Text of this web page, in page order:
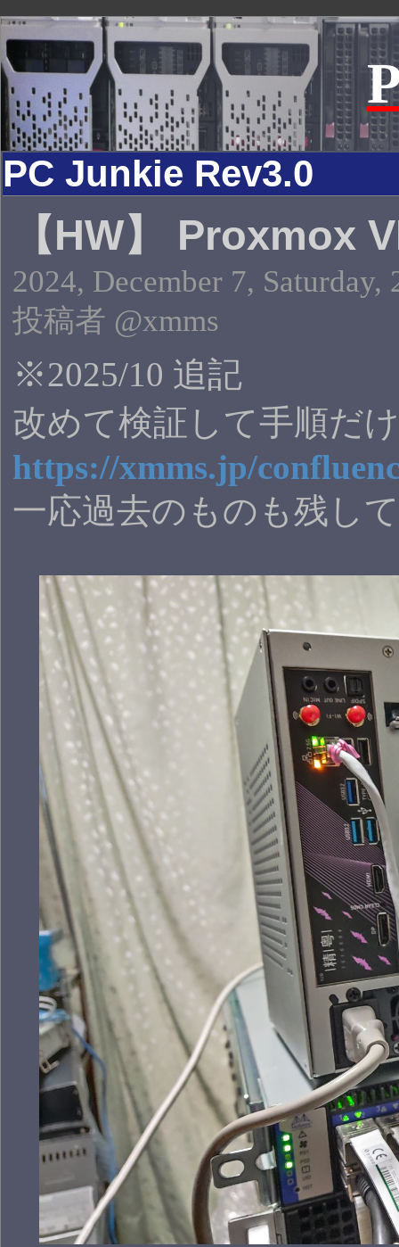
PC Junkie Rev3.0
【HW】 Proxmox
2024, December 7,
投稿者 @xmms
※2025/10 追記
改めて検証して手順だ
https://xmms.jp/
一応過去のものも残し